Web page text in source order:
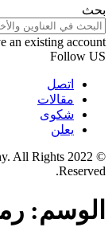
بحث
an existing account?
Follow US
اتصل
مقالات
شكوى
يعلن
All Rights
Reserved.
الوسم: